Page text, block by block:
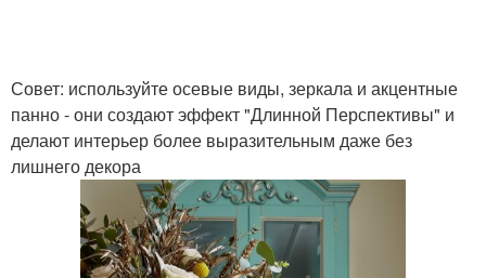
Совет: используйте осевые виды, зеркала и акцентные
панно - они создают эффект "Длинной Перспективы" и
делают интерьер более выразительным даже без
лишнего декора